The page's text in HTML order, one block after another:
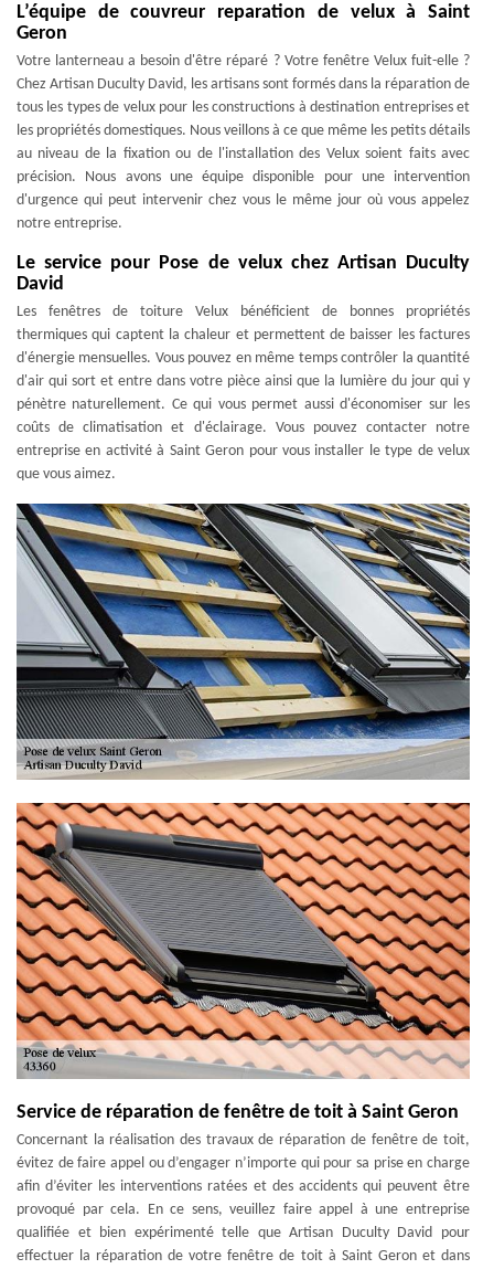
L’équipe de couvreur reparation de velux à Saint
Geron
Votre lanterneau a besoin d'être réparé ? Votre fenêtre Velux fuit-elle ?
Chez Artisan Duculty David, les artisans sont formés dans la réparation de
tous les types de velux pour les constructions à destination entreprises et
les propriétés domestiques. Nous veillons à ce que même les petits détails
au niveau de la fixation ou de l'installation des Velux soient faits avec
précision. Nous avons une équipe disponible pour une intervention
d'urgence qui peut intervenir chez vous le même jour où vous appelez
notre entreprise.
Le service pour Pose de velux chez Artisan Duculty
David
Les fenêtres de toiture Velux bénéficient de bonnes propriétés
thermiques qui captent la chaleur et permettent de baisser les factures
d'énergie mensuelles. Vous pouvez en même temps contrôler la quantité
d'air qui sort et entre dans votre pièce ainsi que la lumière du jour qui y
pénètre naturellement. Ce qui vous permet aussi d'économiser sur les
coûts de climatisation et d'éclairage. Vous pouvez contacter notre
entreprise en activité à Saint Geron pour vous installer le type de velux
que vous aimez.
Service de réparation de fenêtre de toit à Saint Geron
Concernant la réalisation des travaux de réparation de fenêtre de toit,
évitez de faire appel ou d’engager n’importe qui pour sa prise en charge
afin d’éviter les interventions ratées et des accidents qui peuvent être
provoqué par cela. En ce sens, veuillez faire appel à une entreprise
qualifiée et bien expérimenté telle que Artisan Duculty David pour
effectuer la réparation de votre fenêtre de toit à Saint Geron et dans